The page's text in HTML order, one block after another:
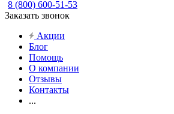
8 (800) 600-51-53
Заказать звонок
Акции
Блог
Помощь
О компании
Отзывы
Контакты
...